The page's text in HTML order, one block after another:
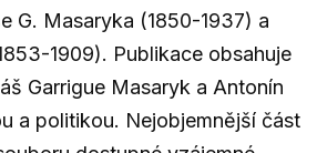
G. Masaryka (1850-1937) a
1909). Publikace obsahuje
Garrigue Masaryk a Antonín
a politikou. Nejobjemnější část